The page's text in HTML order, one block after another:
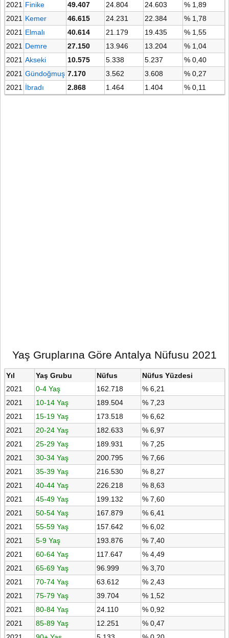
2021 Finike 49.407 24.804 24.603
% 1,89
2021 Kemer 46.615 24.231 22.384
% 1,78
2021 Elmalı 40.614 21.179 19.435
% 1,55
2021 Demre 27.150 13.946 13.204
% 1,04
2021 Akseki 10.575 5.338 5.237
% 0,40
2021 Gündoğmuş 7.170 3.562 3.608
% 0,27
2021 İbradı 2.868 1.464 1.404 % 0,11
Yaş Gruplarına Göre Antalya Nüfusu 2021
Yıl Yaş Grubu Nüfus
Nüfus Yüzdesi
2021
0-4 Yaş 162.718
% 6,21
2021
10-14 Yaş 189.504
% 7,23
2021
15-19 Yaş 173.518
% 6,62
2021
20-24 Yaş 182.633
% 6,97
2021
25-29 Yaş 189.931
% 7,25
2021
30-34 Yaş 200.795
% 7,66
2021
35-39 Yaş 216.530
% 8,27
2021
40-44 Yaş 226.218
% 8,63
2021
45-49 Yaş 199.132
% 7,60
2021
50-54 Yaş 167.879
% 6,41
2021
55-59 Yaş 157.642
% 6,02
2021
5-9 Yaş 193.876
% 7,40
2021
60-64 Yaş 117.647
% 4,49
2021
65-69 Yaş 96.999
% 3,70
2021
70-74 Yaş 63.612
% 2,43
2021
75-79 Yaş 39.704
% 1,52
2021
80-84 Yaş 24.110
% 0,92
2021
85-89 Yaş 12.251
% 0,47